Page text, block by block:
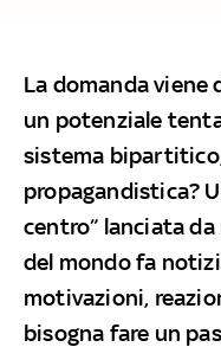
La domanda viene
un potenziale
sistema
propagandistica?
centro” lanciata
del mondo fa
motivazioni,
bisogna fare un